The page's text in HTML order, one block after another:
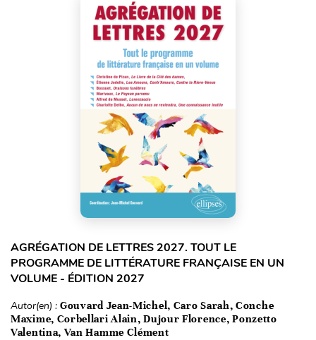
AGRÉGATION DE LETTRES 2027. TOUT LE
PROGRAMME DE LITTÉRATURE FRANÇAISE EN UN
VOLUME - ÉDITION 2027
Autor(en) : Gouvard Jean-Michel, Caro Sarah, Conche
Maxime, Corbellari Alain, Dujour Florence, Ponzetto
Valentina, Van Hamme Clément